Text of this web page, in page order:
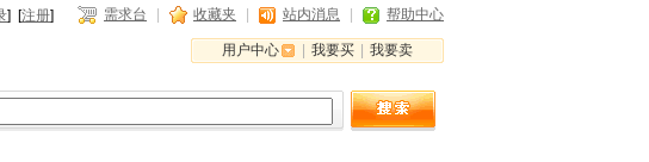
] [注册] 需求台 收藏夹 站内消息 帮助中心
用户中心 我要买 我要卖